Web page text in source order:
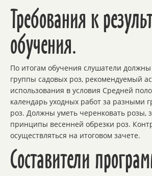
Требования к
обучения.
По итогам обучения слушатели
группы садовых роз, рекомендуемый
использования в условия Средней
календарь уходных работ за разными
роз. Должны уметь черенковать розы,
принципы весенней обрезки роз.
осуществляться на итоговом зачете.
Составители